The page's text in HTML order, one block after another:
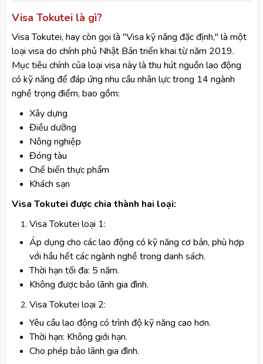
Visa Tokutei là gì?
Visa Tokutei, hay còn gọi là "Visa kỹ năng đặc định," là một
loại visa do chính phủ Nhật Bản triển khai từ năm 2019.
Mục tiêu chính của loại visa này là thu hút nguồn lao động
có kỹ năng để đáp ứng nhu cầu nhân lực trong 14 ngành
nghề trọng điểm, bao gồm:
Xây dựng
Điều dưỡng
Nông nghiệp
Đóng tàu
Chế biến thực phẩm
Khách sạn
Visa Tokutei được chia thành hai loại:
Visa Tokutei loại 1:
Áp dụng cho các lao động có kỹ năng cơ bản, phù hợp
với hầu hết các ngành nghề trong danh sách.
Thời hạn tối đa: 5 năm.
Không được bảo lãnh gia đình.
Visa Tokutei loại 2:
Yêu cầu lao động có trình độ kỹ năng cao hơn.
Thời hạn: Không giới hạn.
Cho phép bảo lãnh gia đình.